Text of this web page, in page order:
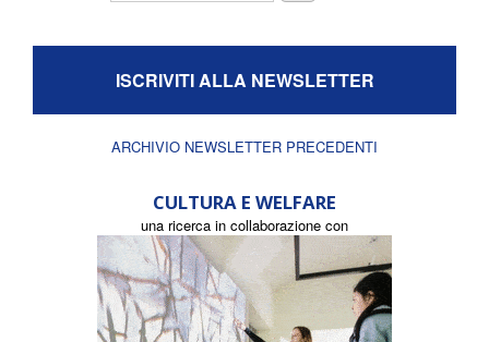
ISCRIVITI ALLA NEWSLETTER
ARCHIVIO NEWSLETTER PRECEDENTI
CULTURA E WELFARE
una ricerca in collaborazione con